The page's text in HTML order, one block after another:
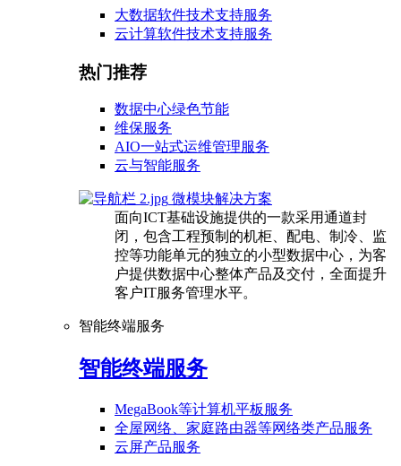
大数据软件技术支持服务
云计算软件技术支持服务
热门推荐
数据中心绿色节能
维保服务
AIO一站式运维管理服务
云与智能服务
微模块解决方案
面向ICT基础设施提供的一款采用通道封
闭，包含工程预制的机柜、配电、制冷、监
控等功能单元的独立的小型数据中心，为客
户提供数据中心整体产品及交付，全面提升
客户IT服务管理水平。
智能终端服务
智能终端服务
MegaBook等计算机平板服务
全屋网络、家庭路由器等网络类产品服务
云屏产品服务